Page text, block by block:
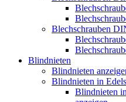
Blechschrauben
Blindnieten
Blindnieten
Blindnieten in
Blindnieten